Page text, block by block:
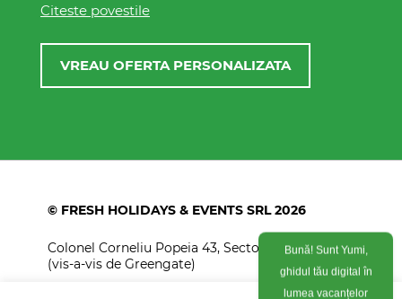
Citeste povestile
VREAU OFERTA PERSONALIZATA
© FRESH HOLIDAYS & EVENTS SRL 2026
Colonel Corneliu Popeia 43, Sector 5, Bucuresti
(vis-a-vis de Greengate)
Bună! Sunt Yumi,
ghidul tău digital în
lumea vacanțelor